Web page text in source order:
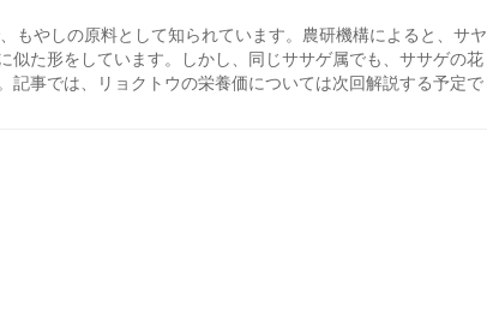
もやしの原料として知られています。農研機構によると、サヤ
似た形をしています。しかし、同じササゲ属でも、ササゲの花
記事では、リョクトウの栄養価については次回解説する予定で